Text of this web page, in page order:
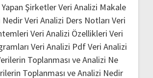
ŞirketlerVeri Analizi Makale
NedirVeri Analizi Ders Notları Veri
Veri Analizi Özellikleri Veri
Veri Analizi PdfVeri Analizi
Toplanması ve Analizi Ne
Toplanması ve Analizi Nedir